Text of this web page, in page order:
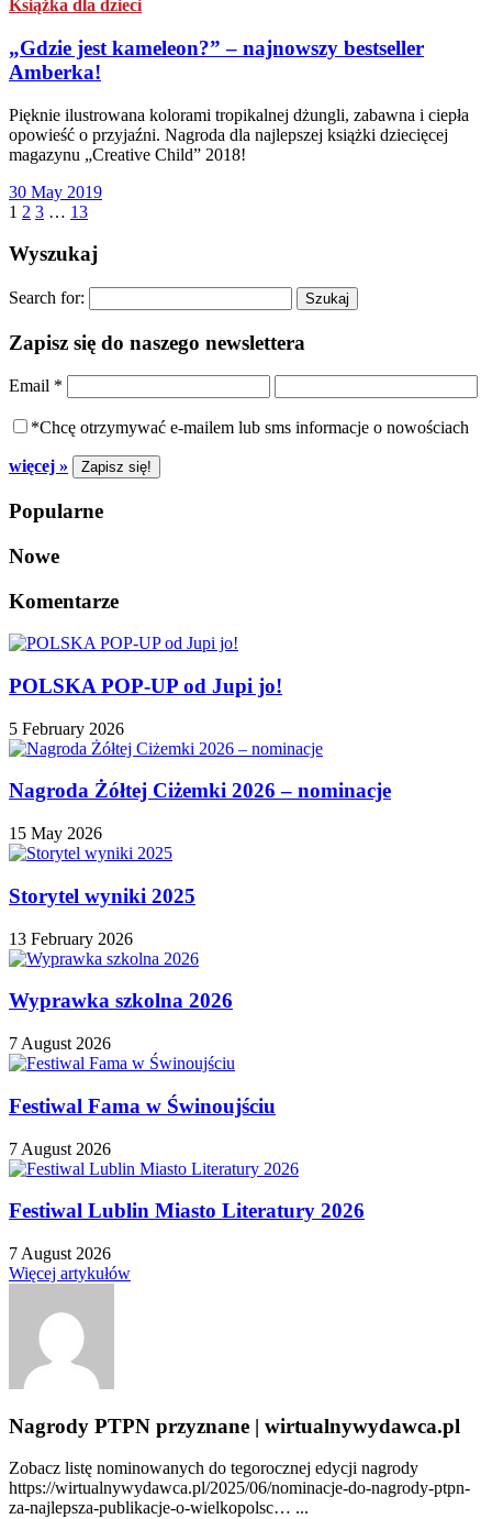
Książka dla dzieci
„Gdzie jest kameleon?” – najnowszy bestseller
Amberka!
Pięknie ilustrowana kolorami tropikalnej dżungli, zabawna i ciepła
opowieść o przyjaźni. Nagroda dla najlepszej książki dziecięcej
magazynu „Creative Child” 2018!
30 May 2019
1 2 3 … 13
Wyszukaj
Search for:
Zapisz się do naszego newslettera
Email *
*Chcę otrzymywać e-mailem lub sms informacje o nowościach
więcej »
Popularne
Nowe
Komentarze
POLSKA POP-UP od Jupi jo!
5 February 2026
Nagroda Żółtej Ciżemki 2026 – nominacje
15 May 2026
Storytel wyniki 2025
13 February 2026
Wyprawka szkolna 2026
7 August 2026
Festiwal Fama w Świnoujściu
7 August 2026
Festiwal Lublin Miasto Literatury 2026
7 August 2026
Więcej artykułów
Nagrody PTPN przyznane | wirtualnywydawca.pl
Zobacz listę nominowanych do tegorocznej edycji nagrody
https://wirtualnywydawca.pl/2025/06/nominacje-do-nagrody-ptpn-
za-najlepsza-publikacje-o-wielkopolsc… ...